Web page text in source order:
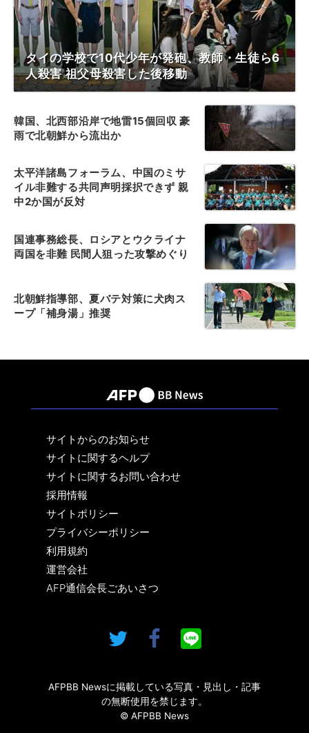
タイの学校で10代少年が発砲、教師・生徒ら6
人殺害 祖父母殺害した後移動
韓国、北西部沿岸で地雷15個回収 豪
雨で北朝鮮から流出か
太平洋諸島フォーラム、中国のミサ
イル非難する共同声明採択できず 親
中2か国が反対
国連事務総長、ロシアとウクライナ
両国を非難 民間人狙った攻撃めぐり
北朝鮮指導部、夏バテ対策に犬肉ス
ープ「補身湯」推奨
サイトからのお知らせ
サイトに関するヘルプ
サイトに関するお問い合わせ
採用情報
サイトポリシー
プライバシーポリシー
利用規約
運営会社
AFP通信会長ごあいさつ
AFPBB Newsに掲載している写真・見出し・記事
の無断使用を禁じます。
© AFPBB News